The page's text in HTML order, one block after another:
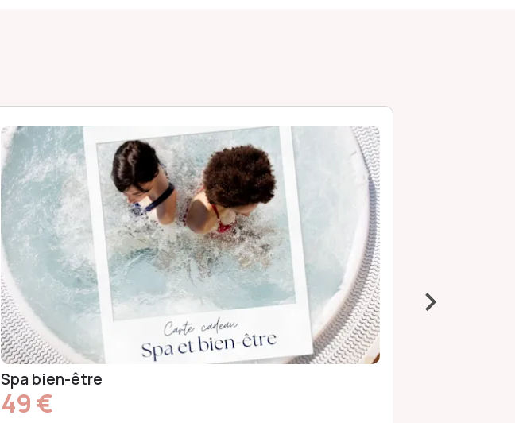
Spa en duo
79 €
›